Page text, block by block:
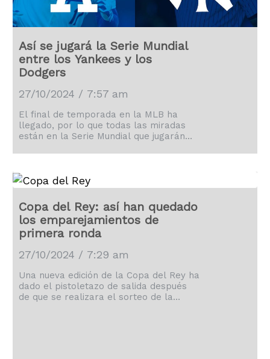
Así se jugará la Serie Mundial
entre los Yankees y los
Dodgers
27/10/2024 / 7:57 am
El final de temporada en la MLB ha
llegado, por lo que todas las miradas
están en la Serie Mundial que jugarán
Copa del Rey: así han quedado
los emparejamientos de
primera ronda
27/10/2024 / 7:29 am
Una nueva edición de la Copa del Rey ha
dado el pistoletazo de salida después
de que se realizara el sorteo de la